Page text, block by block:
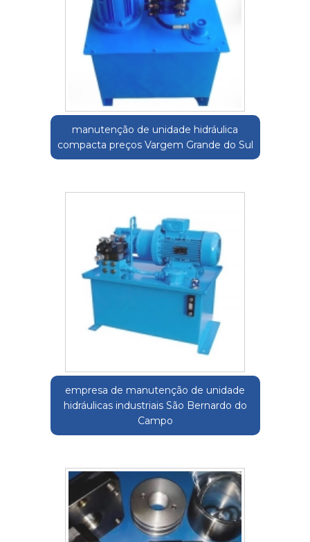
manutenção de unidade hidráulica
compacta preços Vargem Grande do Sul
empresa de manutenção de unidade
hidráulicas industriais São Bernardo do
Campo